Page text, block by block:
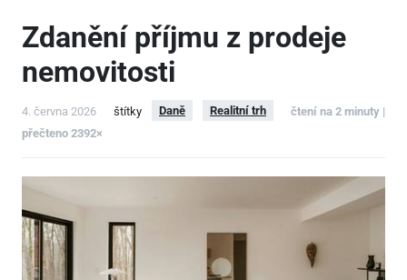
Zdanění příjmu z prodeje
nemovitosti
4. června 2026 štítky Daně Realitní trh
čtení na 2 minuty |
přečteno 2392×